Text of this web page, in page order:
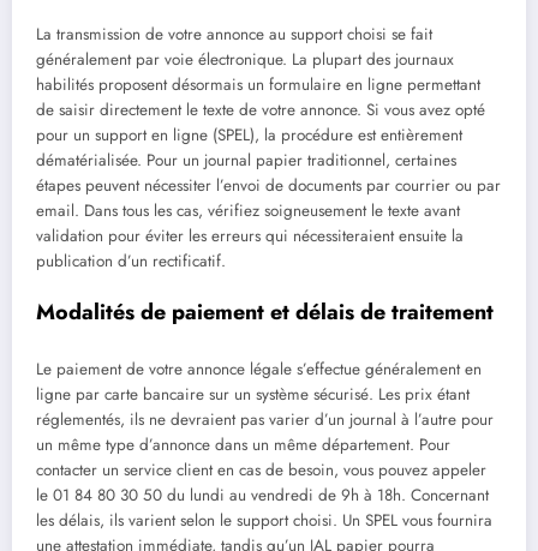
La transmission de votre annonce au support choisi se fait
généralement par voie électronique. La plupart des journaux
habilités proposent désormais un formulaire en ligne permettant
de saisir directement le texte de votre annonce. Si vous avez opté
pour un support en ligne (SPEL), la procédure est entièrement
dématérialisée. Pour un journal papier traditionnel, certaines
étapes peuvent nécessiter l’envoi de documents par courrier ou par
email. Dans tous les cas, vérifiez soigneusement le texte avant
validation pour éviter les erreurs qui nécessiteraient ensuite la
publication d’un rectificatif.
Modalités de paiement et délais de traitement
Le paiement de votre annonce légale s’effectue généralement en
ligne par carte bancaire sur un système sécurisé. Les prix étant
réglementés, ils ne devraient pas varier d’un journal à l’autre pour
un même type d’annonce dans un même département. Pour
contacter un service client en cas de besoin, vous pouvez appeler
le 01 84 80 30 50 du lundi au vendredi de 9h à 18h. Concernant
les délais, ils varient selon le support choisi. Un SPEL vous fournira
une attestation immédiate, tandis qu’un JAL papier pourra